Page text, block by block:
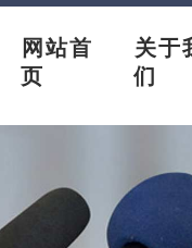
网站首
页
关于
们